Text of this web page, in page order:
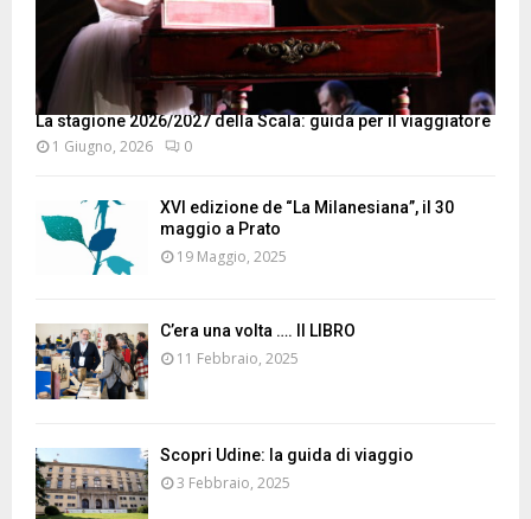
La stagione 2026/2027 della Scala: guida per il viaggiatore
1 Giugno, 2026 0
XVI edizione de “La Milanesiana”, il 30
maggio a Prato
19 Maggio, 2025
C’era una volta …. Il LIBRO
11 Febbraio, 2025
Scopri Udine: la guida di viaggio
3 Febbraio, 2025